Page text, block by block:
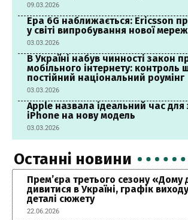
09.03.2026
Ера 6G наближається: Ericsson
у світі випробування нової
03.03.2026
В Україні набув чинності закон
мобільного інтернету: контроль
постійний національний роумінг
03.03.2026
Apple назвала ідеальний час для
iPhone на нову модель
03.03.2026
Останні новини
Прем’єра третього сезону
дивитися в Україні, графік
деталі сюжету
22.06.2026